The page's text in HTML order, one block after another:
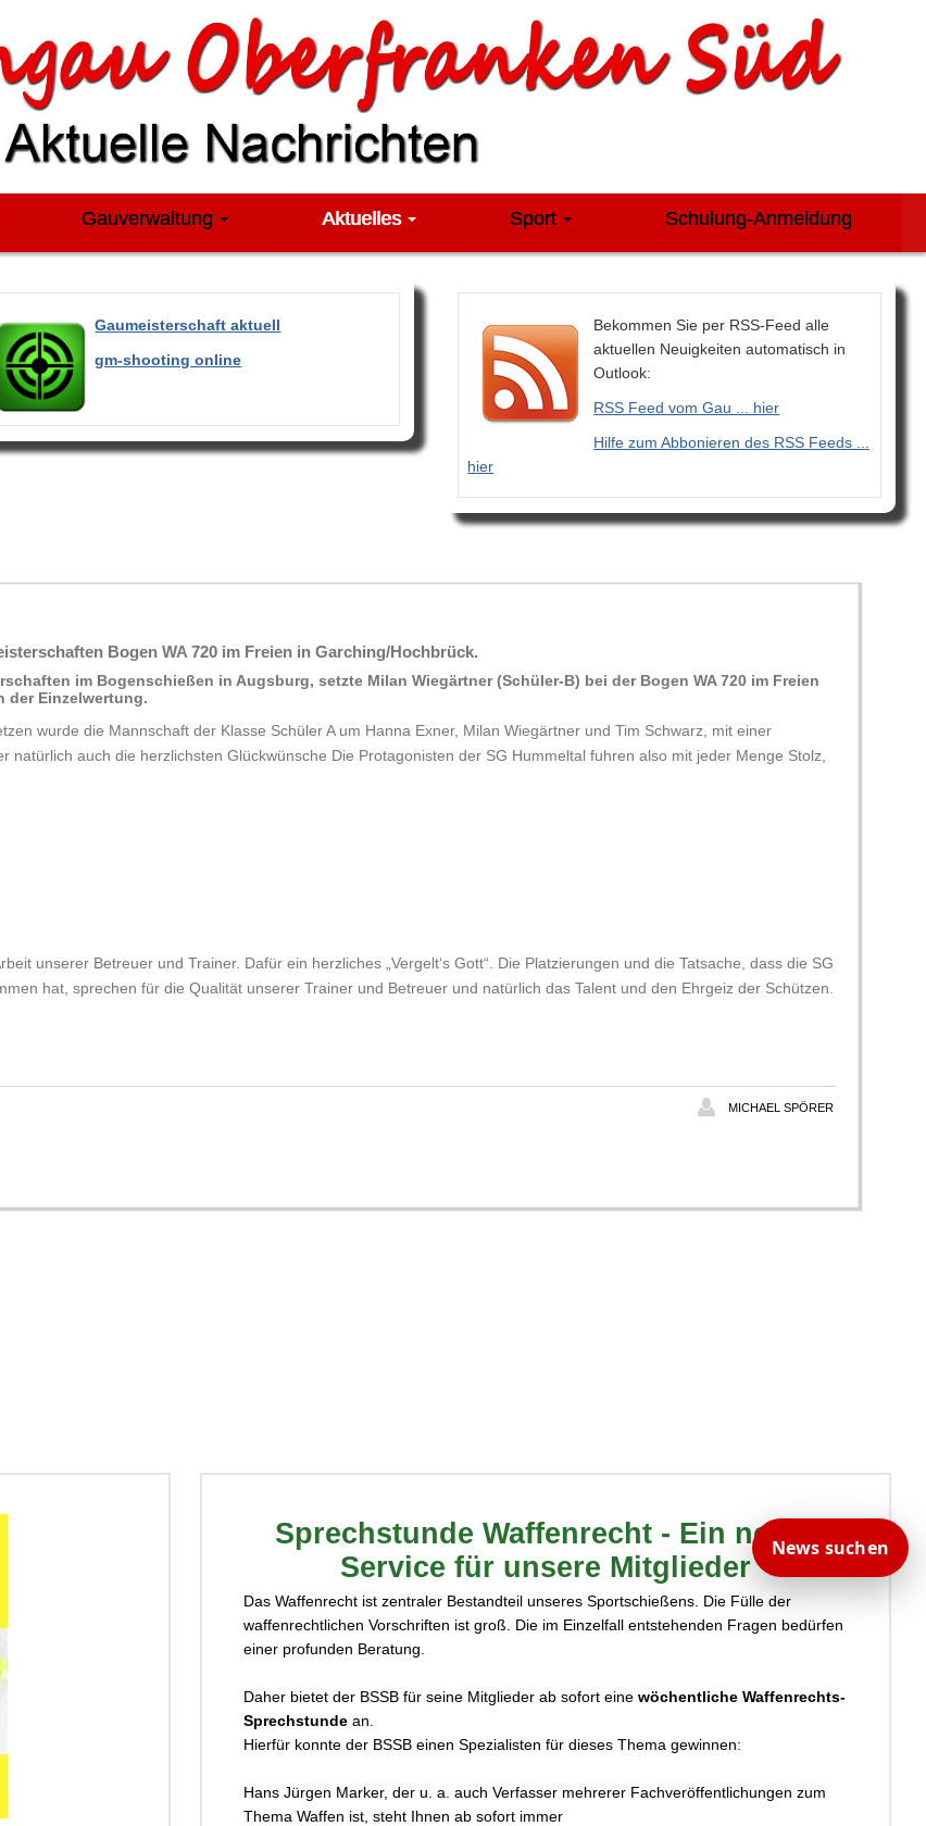
Gauverwaltung Aktuelles Sport Schulung-Anmeldung
News suchen
Gaumeisterschaft aktuell
gm-shooting online
Bekommen Sie per RSS-Feed alle
aktuellen Neuigkeiten automatisch in
Outlook:
RSS Feed vom Gau ... hier
Hilfe zum Abbonieren des RSS Feeds ...
hier
Bogen WA 720 im Freien in Garching/Hochbrück.
im Bogenschießen in Augsburg, setzte Milan Wiegärtner (Schüler-B) bei der Bogen WA 720 im Freien
der Einzelwertung.
wurde die Mannschaft der Klasse Schüler A um Hanna Exner, Milan Wiegärtner und Tim Schwarz, miteiner
natürlich auchdie herzlichsten Glückwünsche Die Protagonisten der SG Hummeltal fuhren also mit jeder Menge Stolz,
unserer Betreuer und Trainer. Dafür ein herzliches „Vergelt‘s Gott“. Die Platzierungen und dieTatsache, dass die SG
hat, sprechen für die Qualität unserer Trainer und Betreuer und natürlich dasTalent und den Ehrgeiz der Schützen.
MICHAEL SPÖRER
Sprechstunde Waffenrecht - Ein neuer
Service für unsere Mitglieder
Das Waffenrecht ist zentraler Bestandteil unseres Sportschießens. Die Fülle der
waffenrechtlichen Vorschriften ist groß. Die im Einzelfall entstehenden Fragen bedürfen
einer profunden Beratung.
Daher bietet der BSSB für seine Mitglieder ab sofort eine wöchentliche Waffenrechts-
Sprechstundean.
Hierfür konnte der BSSB einen Spezialisten für dieses Thema gewinnen:
Hans Jürgen Marker, der u. a. auch Verfasser mehrerer Fachveröffentlichungen zum
Thema Waffen ist, steht Ihnen ab sofort immer